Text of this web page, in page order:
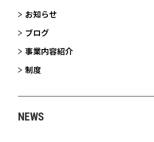
お知らせ
ブログ
事業内容紹介
制度
NEWS